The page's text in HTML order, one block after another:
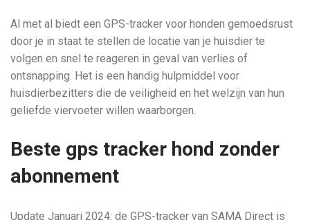
Al met al biedt een GPS-tracker voor honden gemoedsrust
door je in staat te stellen de locatie van je huisdier te
volgen en snel te reageren in geval van verlies of
ontsnapping. Het is een handig hulpmiddel voor
huisdierbezitters die de veiligheid en het welzijn van hun
geliefde viervoeter willen waarborgen.
Beste gps tracker hond zonder
abonnement
Update Januari 2024: de GPS-tracker van SAMA Direct is